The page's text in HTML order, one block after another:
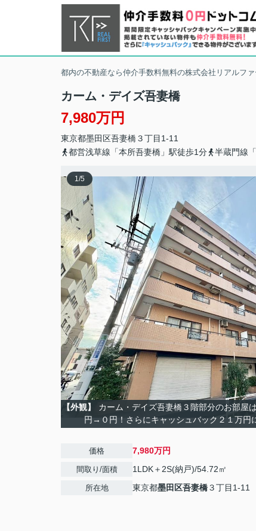
都内の不動産なら仲介手数料無料の株式会社リアルファ
カーム・デイズ吾妻橋
7,980万円
東京都墨田区吾妻橋３丁目1-11
都営浅草線「本所吾妻橋」駅徒歩1分
半蔵門線
1/5
【外観】
カーム・デイズ吾妻橋３階部分のお部屋
円→０円！さらにキャッシュバック２１万円
価格 7,980万円
間取り/面積 1LDK＋2S(納戸)/54.72㎡
所在地 東京都墨田区吾妻橋３丁目1-11